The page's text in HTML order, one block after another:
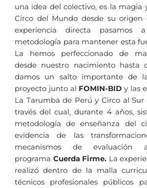
una idea del colectivo, es la magia
Circo del Mundo desde su origen
experiencia directa pasamos
metodología para mantener esta
La hemos perfeccionado de
desde nuestro nacimiento hasta
damos un salto importante de
proyecto junto al FOMIN-BID y las
La Tarumba de Perú y Circo al
través del cual, durante 4 años,
metodología de enseñanza del
evidencia de las
mecanismos de
programa Cuerda Firme. La
realizó dentro de la malla
técnicos profesionales públicos